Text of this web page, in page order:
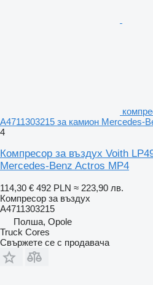
A4711303215 за камион Mercedes-
4
Компресор за въздух Voith
Mercedes-Benz Actros MP4
114,30 € 492 PLN ≈ 223,90 лв.
Компресор за въздух
A4711303215
Полша, Opole
Truck Cores
Свържете се с продавача